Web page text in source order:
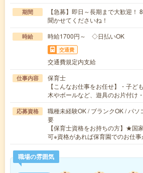
期間
【急募】即日～長期まで大歓迎！
聞かせてくださいね！
時給 時給1700円～ ◇日払いOK
交通費
交通費規定内支給
仕事内容
保育士
【こんなお仕事をお任せ】・子ど
木やボールなど、遊具のお片付
応募資格
職種未経験OK / ブランクOK / パソ
要
【保育士資格をお持ちの方】★国
可※資格があれば保育園でのお仕
職場の雰囲気